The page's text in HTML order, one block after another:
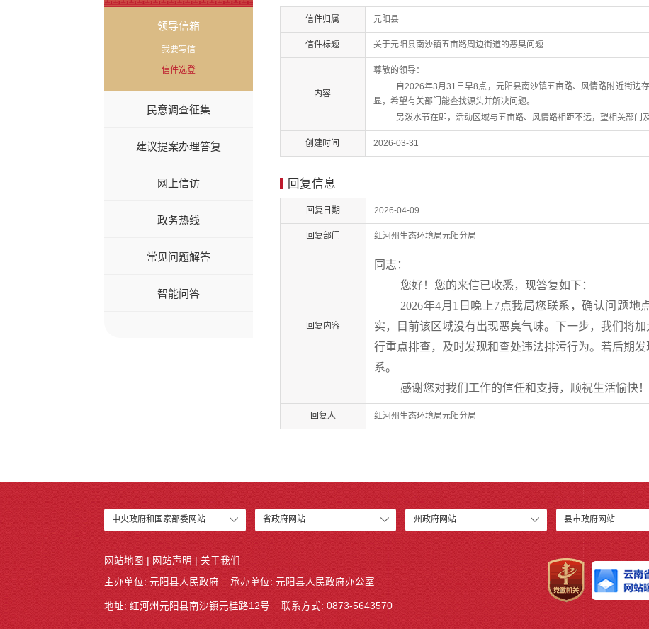
领导信箱
我要写信
信件选登
民意调查征集
建议提案办理答复
网上信访
政务热线
常见问题解答
智能问答
信件归属 元阳县
信件标题 关于元阳县南沙镇五亩路周边街道的恶臭问题
内容
尊敬的领导：
自2026年3月31日早8点，元阳县南沙镇五亩路、风情路附近街边
显，希望有关部门能查找源头并解决问题。
另泼水节在即，活动区域与五亩路、风情路相距不远，望相关部门
创建时间 2026-03-31
回复信息
回复日期 2026-04-09
回复部门 红河州生态环境局元阳分局
回复内容
同志：
您好！您的来信已收悉，现答复如下：
2026年4月 1 日晚上7点我局您联系 ，确认问题地
实，目前该区域没有出现恶臭气味。 下一步，我们将
行重点排查，及时发现和查处违法排污行为。若后期
系。
感谢您对我们工作的信任和支持，顺祝生活愉快！
回复人 红河州生态环境局元阳分局
中央政府和国家部委网站 省政府网站 州政府网站 县市政府网站
网站地图 | 网站声明 | 关于我们
主办单位: 元阳县人民政府 承办单位: 元阳县人民政府办公室
地址: 红河州元阳县南沙镇元桂路12号 联系方式: 0873-5643570